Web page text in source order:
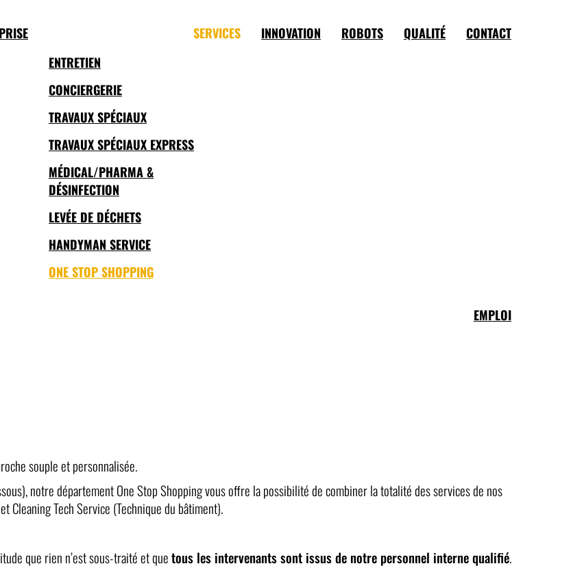
SERVICES
ENTRETIEN
CONCIERGERIE
TRAVAUX SPÉCIAUX
TRAVAUX SPÉCIAUX EXPRESS
MÉDICAL/PHARMA &
DÉSINFECTION
LEVÉE DE DÉCHETS
HANDYMAN SERVICE
ONE STOP SHOPPING
INNOVATION ROBOTS QUALITÉ CONTACT
EMPLOI
souple et personnalisée.
notre département One Stop Shopping vous offre la possibilité de combiner la totalité des services de nos
Cleaning Tech Service (Technique du bâtiment).
que rien n’est sous-traité et quetous les intervenants sont issus de notre personnel interne qualifié.